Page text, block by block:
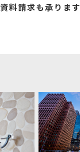
資料請求も承ります